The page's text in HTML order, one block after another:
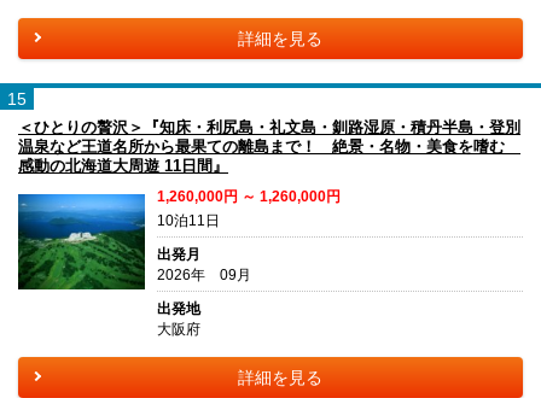
詳細を見る
15
＜ひとりの贅沢＞『知床・利尻島・礼文島・釧路湿原・積丹半島・登別
温泉など王道名所から最果ての離島まで！ 絶景・名物・美食を嗜む
感動の北海道大周遊 11日間』
1,260,000円 ～ 1,260,000円
10泊11日
出発月
2026年 09月
出発地
大阪府
詳細を見る